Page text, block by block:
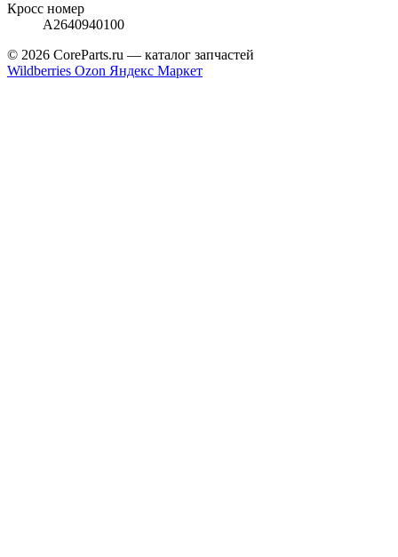
Кросс номер
A2640940100
© 2026 CoreParts.ru — каталог запчастей
Wildberries Ozon Яндекс Маркет